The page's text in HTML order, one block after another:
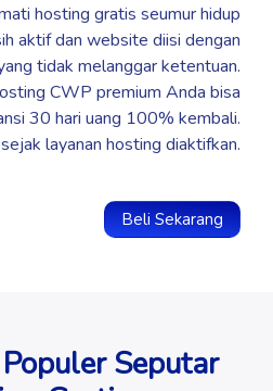
hosting gratis seumur hidup
aktif dan website diisi dengan
tidak melanggar ketentuan.
CWP premium Anda bisa
30 hari uang 100% kembali.
layanan hosting diaktifkan.
Beli Sekarang
Seputar